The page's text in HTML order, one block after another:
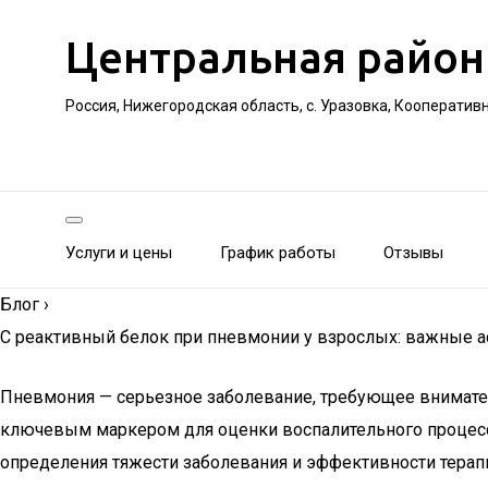
Центральная
Россия, Нижегородская область, с. Уразовка,
Услуги и цены График работы Отзывы
Блог ›
С реактивный белок при пневмонии у взрослых: важные
Пневмония — серьезное заболевание, требующее
ключевым маркером для оценки воспалительного
определения тяжести заболевания и эффективности